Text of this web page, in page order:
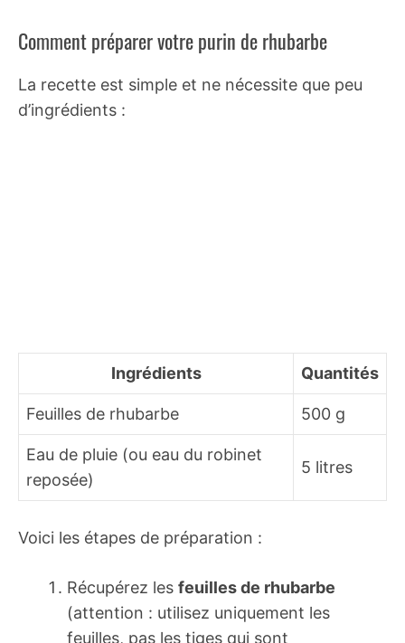
Comment préparer votre purin de rhubarbe
La recette est simple et ne nécessite que peu
d’ingrédients :
Ingrédients Quantités
Feuilles de rhubarbe 500 g
Eau de pluie (ou eau du robinet
reposée)
5 litres
Voici les étapes de préparation :
Récupérez les feuilles de rhubarbe
(attention : utilisez uniquement les
feuilles, pas les tiges qui sont